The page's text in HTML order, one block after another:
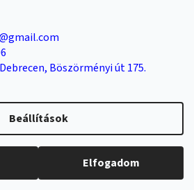
Böszörményi út 175.
Beállítások
Elfogadom
utánfutó értékesítés. Minden jog
Süti beállítások szerkesztése